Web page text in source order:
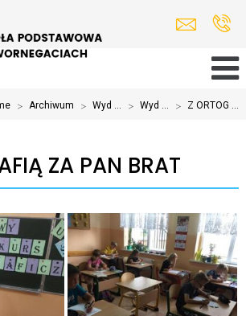
> Archiwum > Wyd ... > Wyd ... > Z ORTOG ...
ZA PAN BRAT